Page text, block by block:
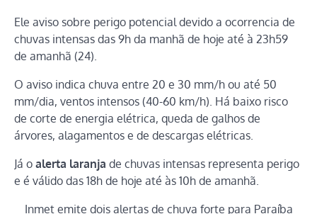
Ele aviso sobre perigo potencial devido a ocorrencia de
chuvas intensas das 9h da manhã de hoje até à 23h59
de amanhã (24).
O aviso indica chuva entre 20 e 30 mm/h ou até 50
mm/dia, ventos intensos (40-60 km/h). Há baixo risco
de corte de energia elétrica, queda de galhos de
árvores, alagamentos e de descargas elétricas.
Já o alerta laranja de chuvas intensas representa perigo
e é válido das 18h de hoje até às 10h de amanhã.
Inmet emite dois alertas de chuva forte para Paraíba